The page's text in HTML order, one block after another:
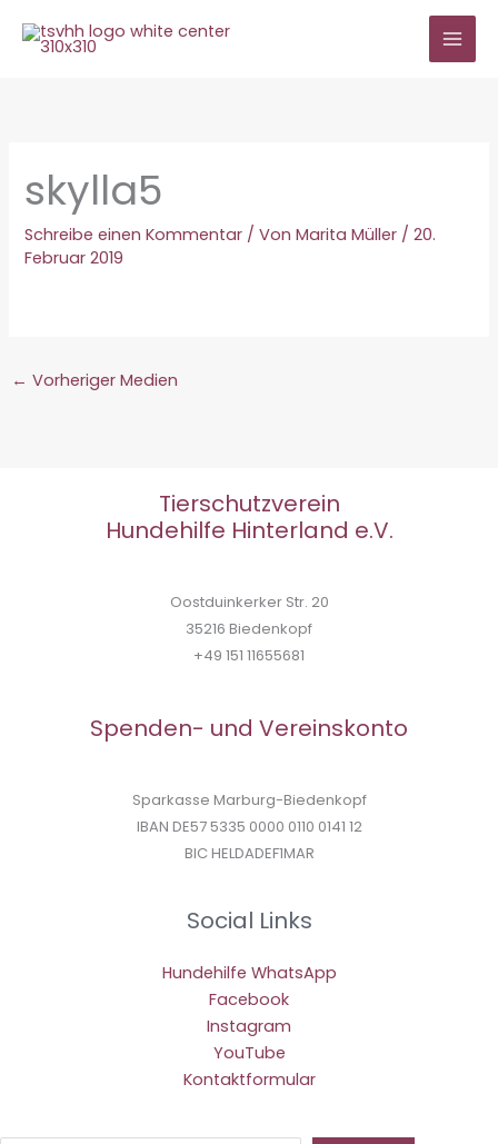
Inhalt
skylla5
Schreibe einen Kommentar / VonMarita Müller /20.
Februar 2019
← Vorheriger Medien
Tierschutzverein
Hundehilfe Hinterland e.V.
Oostduinkerker Str. 20
35216 Biedenkopf
+49 151 11655681
Spenden- und Vereinskonto
Sparkasse Marburg-Biedenkopf
IBAN DE57 5335 0000 0110 0141 12
BIC HELDADEF1MAR
Social Links
Hundehilfe WhatsApp
Facebook
Instagram
YouTube
Kontaktformular